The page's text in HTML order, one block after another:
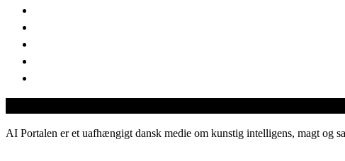
AI Portalen er et uafhængigt dansk medie om kunstig intelligens, magt og